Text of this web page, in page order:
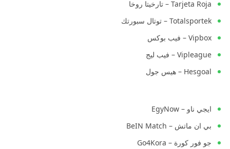
Tarjeta Roja – تارخيتا روخا
Totalsportek – توتال سبورتك
Vipbox – فيب بوكس
Vipleague – فيب ليج
Hesgoal – هيس جول
ايجي ناو – EgyNow
بي ان ماتش – BeIN Match
جو فور كورة – Go4Kora